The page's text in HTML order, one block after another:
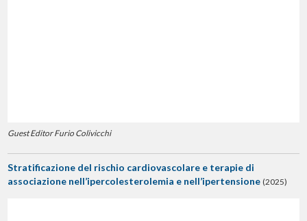
Guest Editor Furio Colivicchi
Stratificazione del rischio cardiovascolare e terapie di
associazione nell’ipercolesterolemia e nell’ipertensione (2025)